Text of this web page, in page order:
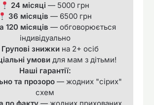
24 місяці — 5000 грн
36 місяців — 6500 грн
120 місяців — обговорюється
індивідуально
Групові знижки на 2+ осіб
умови для мам з дітьми!
Наші гарантії:
та прозоро— жодних "сірих"
схем